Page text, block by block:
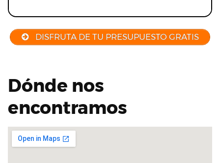
DISFRUTA DE TU PRESUPUESTO GRATIS
Dónde nos
encontramos